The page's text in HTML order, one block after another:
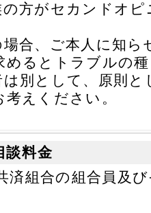
の方がセカンドオ
場合、ご本人に知
めるとトラブルの
は別として、原則
えください。
談料金
済組合の組合員及